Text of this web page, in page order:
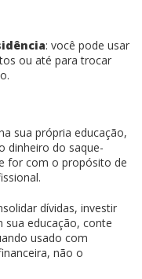
: você pode usar
ou até para trocar
sua própria educação,
dinheiro do saque-
for com o propósito de
dívidas, investir
sua educação, conte
usado com
não o